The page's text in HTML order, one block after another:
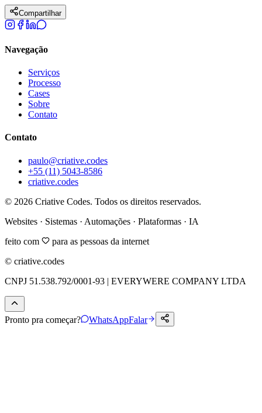
Compartilhar
Navegação
Serviços
Processo
Cases
Sobre
Contato
Contato
paulo@criative.codes
+55 (11) 5043-8586
criative.codes
© 2026 Criative Codes. Todos os direitos reservados.
Websites · Sistemas · Automações · Plataformas · IA
feito com
para as pessoas da internet
© criative.codes
CNPJ 51.538.792/0001-93 | EVERYWERE COMPANY LTDA
Pronto pra começar? WhatsAppFalar